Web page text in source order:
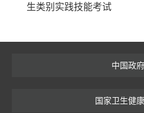
生类别实践技能考试
中国政
国家卫生健